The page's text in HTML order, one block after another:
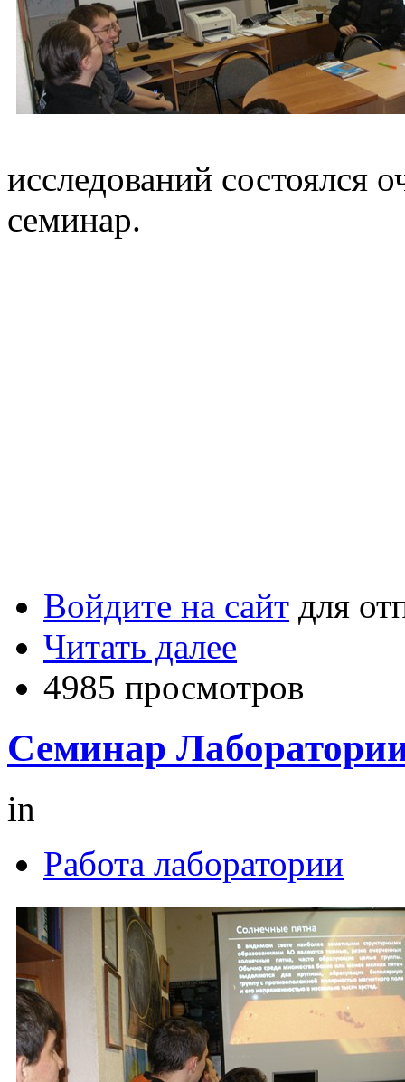
исследований состоялся
семинар.
Войдите на сайт для
Читать далее
4985 просмотров
Семинар
in
Работа лаборатории